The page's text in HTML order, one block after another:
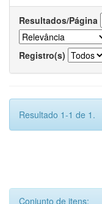
Resultados/Página
Registro(s)
Resultado 1-1 de 1.
Conjunto de itens: